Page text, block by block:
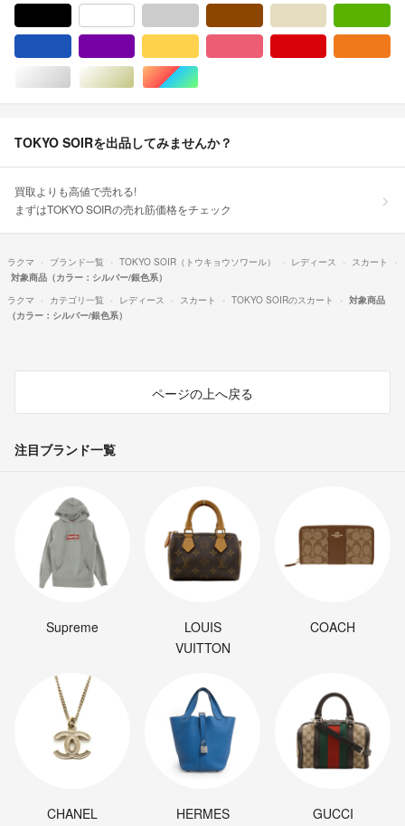
シルバー/銀色系ゴールド/金色系マルチカラー
TOKYO SOIRを出品してみませんか？
買取よりも高値で売れる!
まずはTOKYO SOIRの売れ筋価格をチェック
ラクマ ブランド一覧 TOKYO SOIR（トウキョウソワール） レディース
スカート
対象商品（カラー：シルバー/銀色系）
ラクマ
カテゴリ一覧 レディース スカート TOKYO SOIRのスカート
対象商品
（カラー：シルバー/銀色系）
ページの上へ戻る
注目ブランド一覧
Supreme
LOUIS
VUITTON
COACH
CHANEL HERMES GUCCI